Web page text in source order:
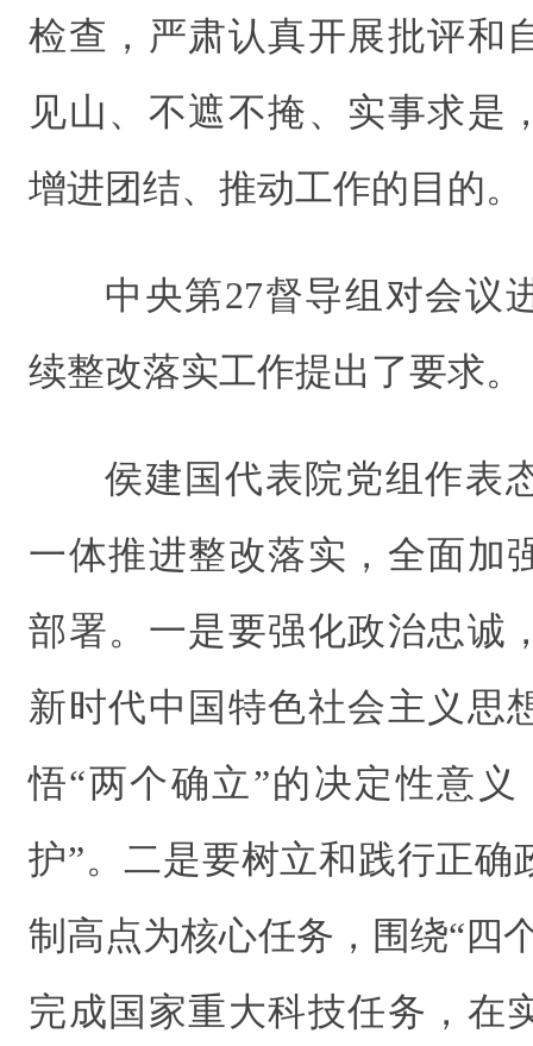
检查，严肃认真开展批评和
见山、不遮不掩、实事求是
增进团结、推动工作的目的。
中央第27督导组对会议
续整改落实工作提出了要求。
侯建国代表院党组作表
一体推进整改落实，全面加
部署。一是要强化政治忠诚
新时代中国特色社会主义思
悟“两个确立”的决定性意
护”。二是要树立和践行正确
制高点为核心任务，围绕“四
完成国家重大科技任务，在